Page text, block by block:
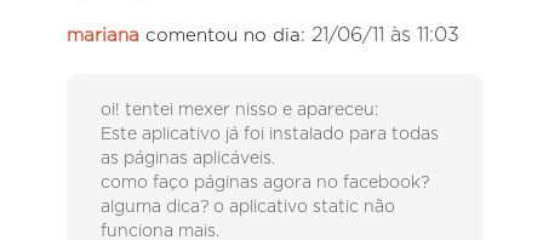
mariana comentou no dia: 21/06/11 às 11:03
oi! tentei mexer nisso e apareceu:
Este aplicativo já foi instalado para todas
as páginas aplicáveis.
como faço páginas agora no facebook?
alguma dica? o aplicativo static não
funciona mais.